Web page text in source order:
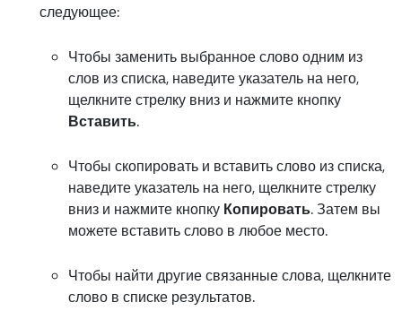
следующее:
Чтобы заменить выбранное слово одним из
слов из списка, наведите указатель на него,
щелкните стрелку вниз и нажмите кнопку
Вставить.
Чтобы скопировать и вставить слово из списка,
наведите указатель на него, щелкните стрелку
вниз и нажмите кнопку Копировать. Затем вы
можете вставить слово в любое место.
Чтобы найти другие связанные слова, щелкните
слово в списке результатов.